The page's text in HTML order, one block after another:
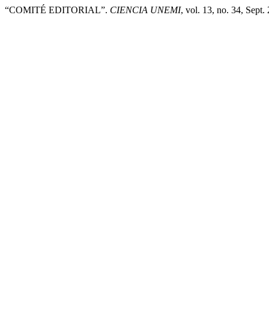
“COMITÉ EDITORIAL”. CIENCIA UNEMI, vol. 13, no. 34, Sept.